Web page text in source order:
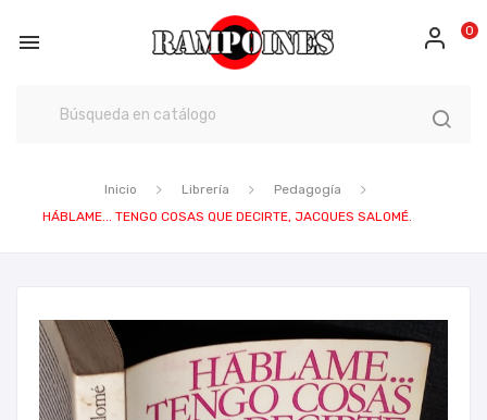
 0
Inicio Librería
Pedagogía
HÁBLAME... TENGO COSAS QUE DECIRTE, JACQUES SALOMÉ.